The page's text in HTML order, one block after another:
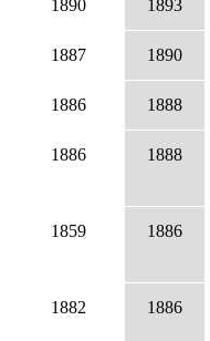
1890 1893
1887 1890
1886 1888
1886 1888
1859 1886
1882 1886